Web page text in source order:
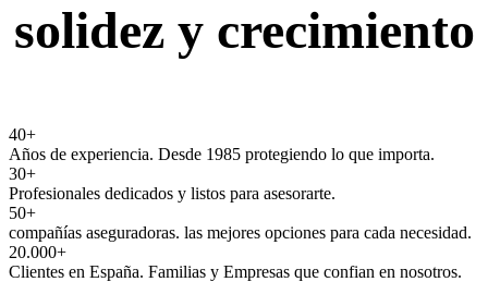
solidez y crecimiento
40+
Años de experiencia. Desde 1985 protegiendo lo que importa.
30+
Profesionales dedicados y listos para asesorarte.
50+
compañías aseguradoras. las mejores opciones para cada necesidad.
20.000+
Clientes en España. Familias y Empresas que confian en nosotros.